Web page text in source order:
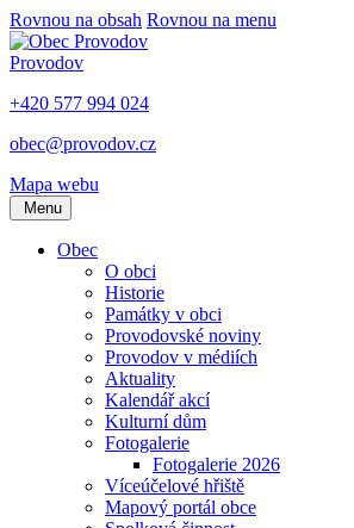
Rovnou na obsah Rovnou na menu
Provodov
+420 577 994 024
obec@provodov.cz
Mapa webu
Menu
Obec
O obci
Historie
Památky v obci
Provodovské noviny
Provodov v médiích
Aktuality
Kalendář akcí
Kulturní dům
Fotogalerie
Fotogalerie 2026
Víceúčelové hřiště
Mapový portál obce